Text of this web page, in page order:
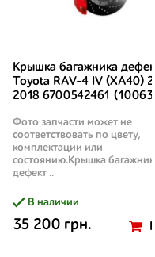
Крышка багажника
Toyota RAV-4 IV (XA40)
2018 6700542461
Фото запчасти может не
соответствовать по цвету,
комплектации или
состоянию.Крышка
дефект ..
В наличии
35 200 грн.